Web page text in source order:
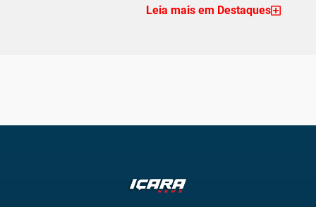
Leia mais em Destaques